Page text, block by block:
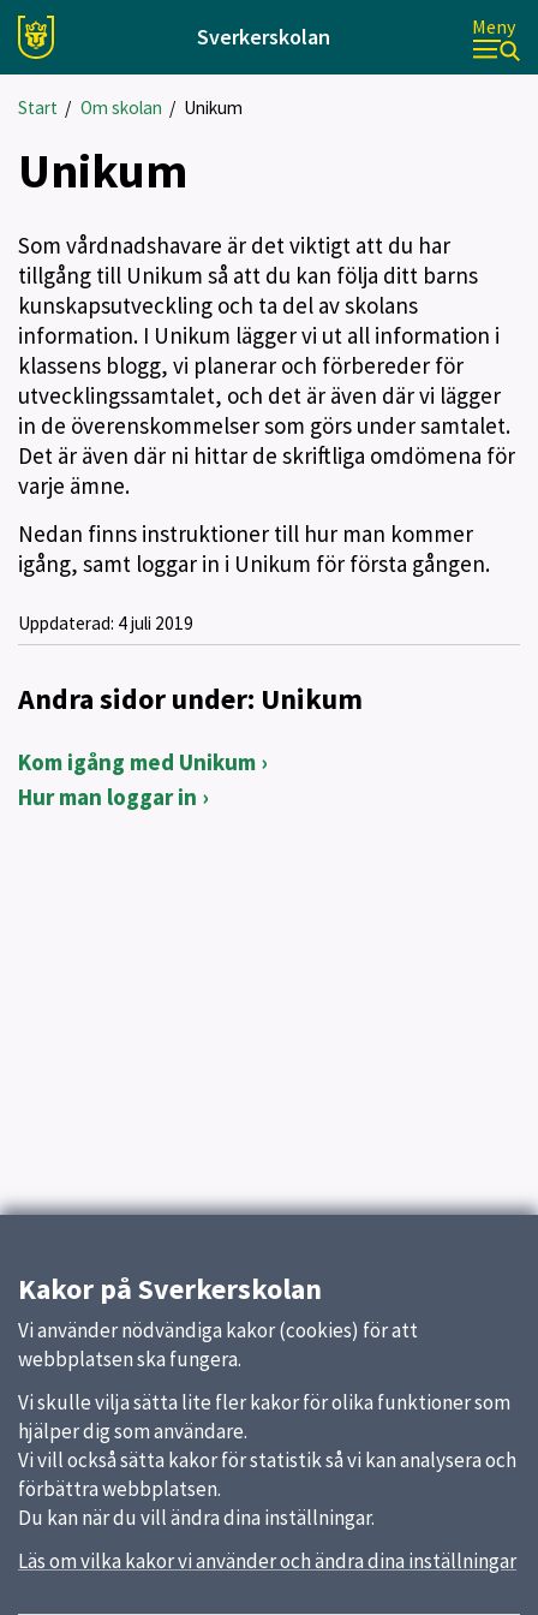
Sverkerskolan Meny
Start / Om skolan / Unikum
Unikum
Som vårdnadshavare är det viktigt att du har
tillgång till Unikum så att du kan följa ditt barns
kunskapsutveckling och ta del av skolans
information. I Unikum lägger vi ut all information i
klassens blogg, vi planerar och förbereder för
utvecklingssamtalet, och det är även där vi lägger
in de överenskommelser som görs under samtalet.
Det är även där ni hittar de skriftliga omdömena för
varje ämne.
Nedan finns instruktioner till hur man kommer
igång, samt loggar in i Unikum för första gången.
Uppdaterad: 4 juli 2019
Andra sidor under: Unikum
Kom igång med Unikum
Hur man loggar in
Kakor på Sverkerskolan
Vi använder nödvändiga kakor (cookies) för att
webbplatsen ska fungera.
Vi skulle vilja sätta lite fler kakor för olika funktioner som
hjälper dig som användare.
Vi vill också sätta kakor för statistik så vi kan analysera och
förbättra webbplatsen.
Du kan när du vill ändra dina inställningar.
Läs om vilka kakor vi använder och ändra dina inställningar